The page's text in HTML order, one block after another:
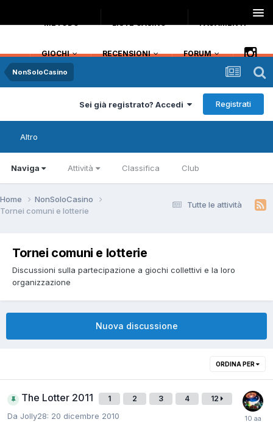
METODO LISTE CASINO PAGAMENTI
GIOCHI RECENSIONI FORUM
NonSoloCasino
Sei già registrato? Accedi Registrati
Altro
Naviga Attività Classifica Club
Tutte le attività
Home
NonSoloCasino
Tornei comuni e lotterie
Tornei comuni e lotterie
Discussioni sulla partecipazione a giochi collettivi e la loro
organizzazione
Nuova discussione
ORDINA PER
The Lotter 2011 1 2 3 4 12
Da Jolly28: 20 dicembre 2010